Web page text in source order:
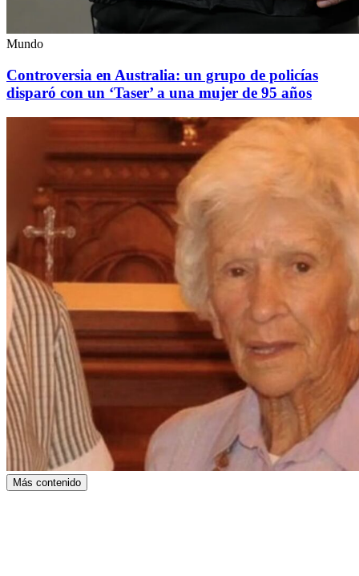
Mundo
Controversia en Australia: un grupo de policías
disparó con un ‘Taser’ a una mujer de 95 años
Más contenido